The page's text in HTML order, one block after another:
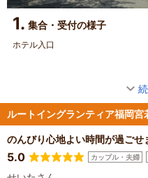
1. 集合・受付の様子
ホテル入口
ルートイングランティア福岡
のんびり心地よい時間が過ごせ
5.0 カップル・夫婦